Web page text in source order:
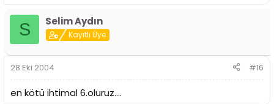
S Selim Aydın
Kayıtlı Üye
28 Eki 2004 #16
en kötü ihtimal 6.oluruz....